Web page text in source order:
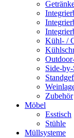
Kühl- /
Side-
Zubehör
Möbel
Esstisch
Stühle
Müllsysteme